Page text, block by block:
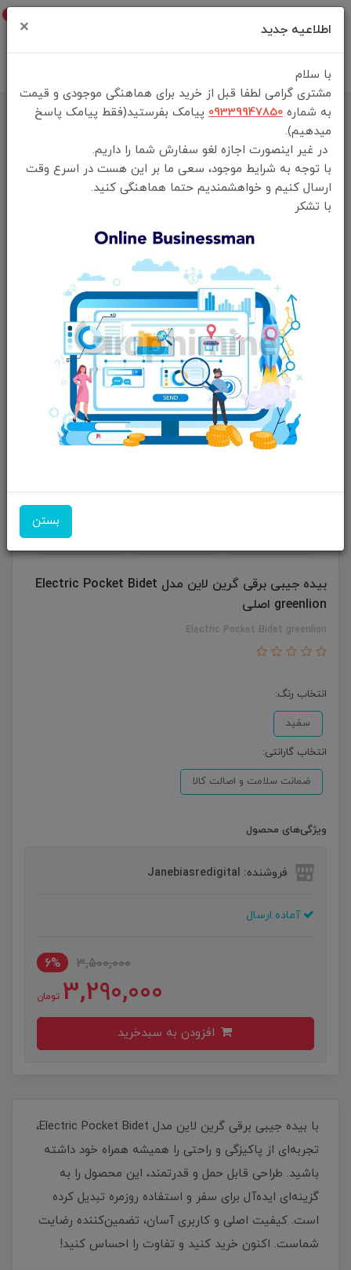
خانه
فهرست محصولات
بیده جیبی برقی گرین لاین مدل Electric Pocket Bidet greenlion اصلی
بیده جیبی برقی گرین لاین مدل Electric Pocket Bidet
greenlion اصلی
Electric Pocket Bidet greenlion
انتخاب رنگ:
سفید
انتخاب گارانتی:
ضمانت سلامت و اصالت کالا
ویژگی‌های محصول
فروشنده: Janebiasredigital
آماده ارسال
3,500,000
6%
3,290,000 تومان
با بیده جیبی برقی گرین لاین مدل Electric Pocket Bidet،
تجربه‌ای از پاکیزگی و راحتی را همیشه همراه خود داشته
باشید. طراحی قابل حمل و قدرتمند، این محصول را به
گزینه‌ای ایده‌آل برای سفر و استفاده روزمره تبدیل کرده
است. کیفیت اصلی و کاربری آسان، تضمین‌کننده رضایت
شماست. اکنون خرید کنید و تفاوت را احساس کنید!
اطلاعیه جدید ×
با سلام
مشتری گرامی لطفا قبل از خرید برای هماهنگی موجودی و قیمت
به شماره 09339947850 پیامک بفرستید(فقط پیامک پاسخ
میدهیم).
در غیر اینصورت اجازه لغو سفارش شما را داریم.
با توجه به شرایط موجود، سعی ما بر این هست در اسرع وقت
ارسال کنیم و خواهشمندیم حتما هماهنگی کنید.
با تشکر
بستن